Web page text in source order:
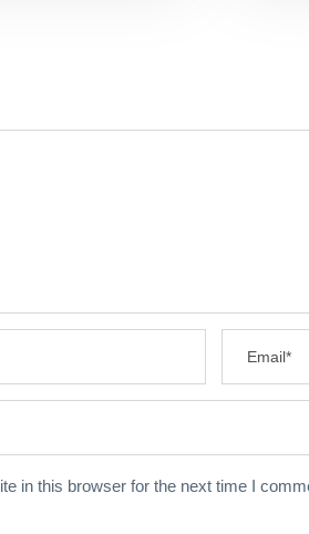
in this browser for the next time I